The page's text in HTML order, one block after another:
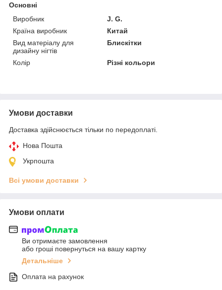
Основні
Виробник
J. G.
Країна виробник
Китай
Вид матеріалу для
дизайну нігтів
Блискітки
Колір Різні кольори
Умови доставки
Доставка здійснюється тільки по передоплаті.
Нова Пошта
Укрпошта
Всі умови доставки
Умови оплати
Ви отримаєте замовлення
або гроші повернуться на вашу картку
Детальніше
Оплата на рахунок